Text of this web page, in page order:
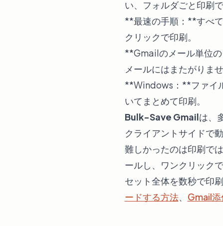
い、フォルダごと印刷
**最速の手順：**すべ
クリックで印刷。
**Gmailのメール単位
メールにはまたがりませ
**Windows：**ファイ
いてまとめて印刷。
Bulk-Save Gmailは、
クライアントサイドで動
難しかったのは印刷で
ールし、ワンクリック
セット全体を数秒で印
ードする方法、 Gmail